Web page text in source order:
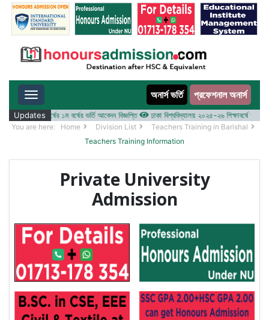
Toggle navigation অনার্স ভর্তি প্রফেশনাল অনার্স
Updates
২৬ শিক্ষাবর্ষের ১ম বর্ষের ভর্তি আবেদন বিজ্ঞপ্তি ঢাকা বিশ্ববিদ্যালয় ২০২৫-২৬ শিক্ষাবর্ষে
You are here: Home Division List
Teachers Training in Barishal
Teachers Training Information
Private University
Admission